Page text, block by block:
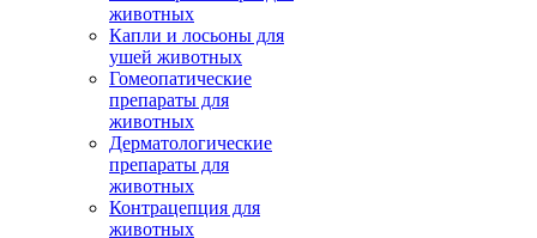
животных
Капли и лосьоны для
ушей животных
Гомеопатические
препараты для
животных
Дерматологические
препараты для
животных
Контрацепция для
животных